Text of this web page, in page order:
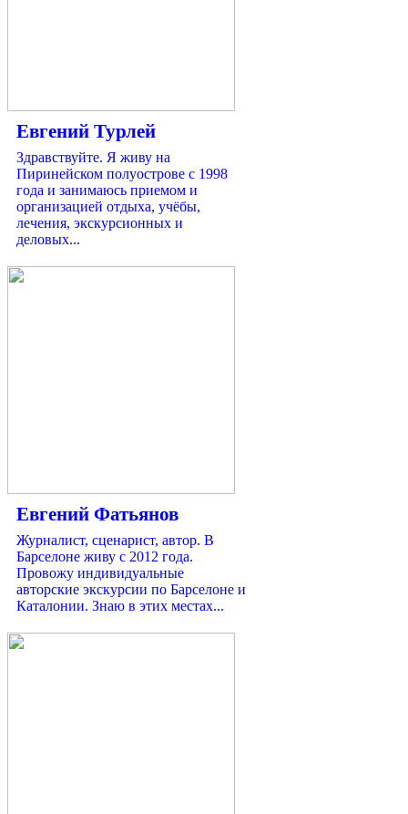
Евгений Турлей
Здравствуйте. Я живу на
Пиринейском полуострове с 1998
года и занимаюсь приемом и
организацией отдыха, учёбы,
лечения, экскурсионных и
деловых...
Евгений Фатьянов
Журналист, сценарист, автор. В
Барселоне живу с 2012 года.
Провожу индивидуальные
авторские экскурсии по Барселоне и
Каталонии. Знаю в этих местах...